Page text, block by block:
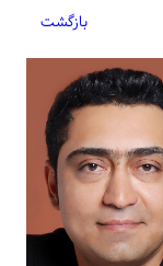
بازگشت